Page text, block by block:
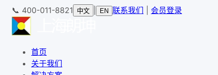
📞 400-011-8821 中文 EN 联系我们 会员登录
首页
关于我们